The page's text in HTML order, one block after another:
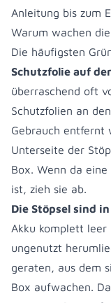
Anleitung bis zum
Warum wachen
Die häufigsten
Schutzfolie auf
überraschend oft
Schutzfolien an
Gebrauch entfernt
Unterseite der
Box. Wenn da
ist, zieh sie ab.
Die Stöpsel sind
Akku komplett leer
ungenutzt
geraten, aus dem
Box aufwachen.